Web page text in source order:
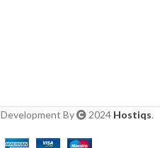
Development By 2024 Hostiqs.